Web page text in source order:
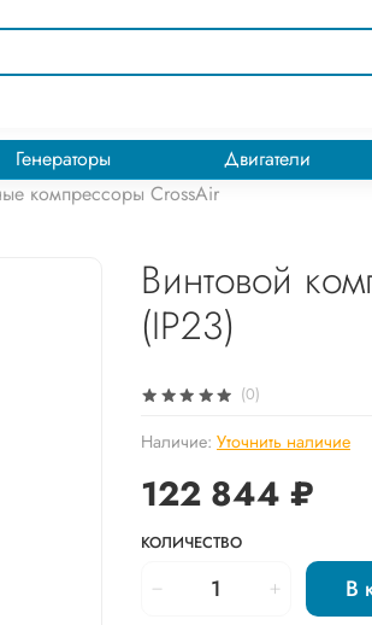
Генераторы Двигатели
компрессоры CrossAir
(0)
Наличие: Уточнить наличие
Винтовой
(IP23)
122 844 ₽
КОЛИЧЕСТВО
В